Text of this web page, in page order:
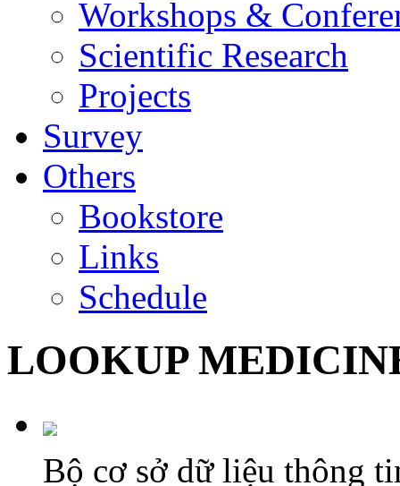
Workshops &
Scientific Research
Projects
Survey
Others
Bookstore
Links
Schedule
LOOKUP
Bộ cơ sở dữ liệu thông